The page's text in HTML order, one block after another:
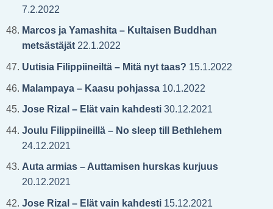
7.2.2022
Marcos ja Yamashita – Kultaisen Buddhan
metsästäjät22.1.2022
Uutisia Filippiineiltä – Mitä nyt taas? 15.1.2022
Malampaya – Kaasu pohjassa10.1.2022
Jose Rizal – Elät vain kahdesti30.12.2021
Joulu Filippiineillä – No sleep till Bethlehem
24.12.2021
Auta armias – Auttamisen hurskas kurjuus
20.12.2021
Jose Rizal – Elät vain kahdesti15.12.2021